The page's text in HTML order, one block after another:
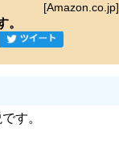
[Amazon.co.jp]
す。